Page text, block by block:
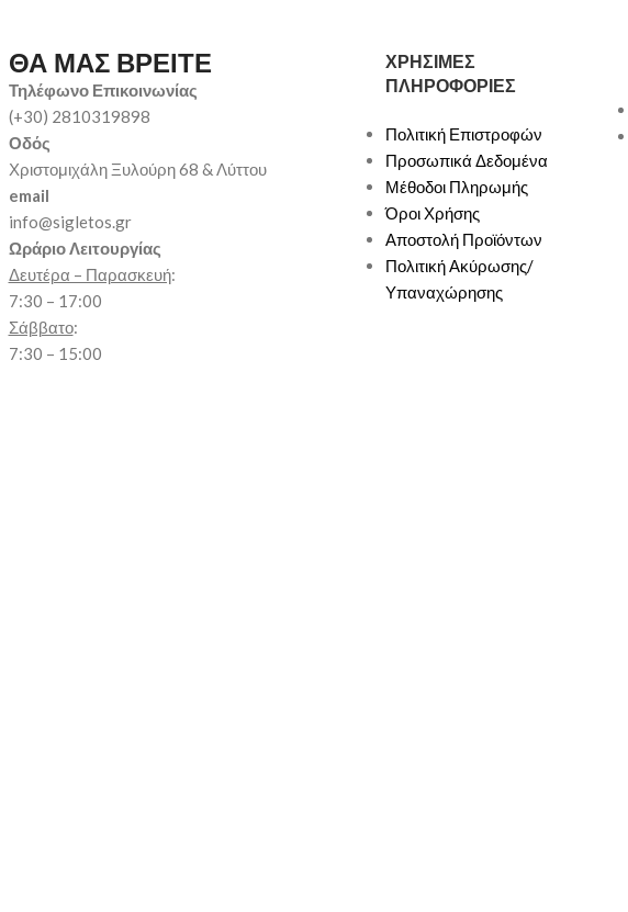
ΘΑ ΜΑΣ ΒΡΕΙΤΕ
Τηλέφωνο Επικοινωνίας
(+30) 2810319898
Οδός
Χριστομιχάλη Ξυλούρη 68 & Λύττου
email
info@sigletos.gr
Ωράριο Λειτουργίας
Δευτέρα – Παρασκευή:
7:30 – 17:00
Σάββατο:
7:30 – 15:00
ΧΡΗΣΙΜΕΣ
ΠΛΗΡΟΦΟΡΙΕΣ
Πολιτική Επιστροφών
Προσωπικά Δεδομένα
Μέθοδοι Πληρωμής
Όροι Χρήσης
Αποστολή Προϊόντων
Πολιτική Ακύρωσης/
Υπαναχώρησης